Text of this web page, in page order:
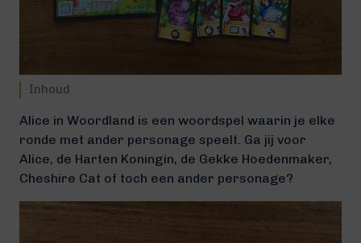
Inhoud
Alice in Woordland is een woordspel waarin je elke
ronde met ander personage speelt. Ga jij voor
Alice, de Harten Koningin, de Gekke Hoedenmaker,
Cheshire Cat of toch een ander personage?